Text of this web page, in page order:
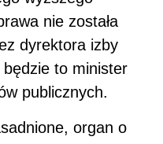
nie została
dyrektora izby
to minister
publicznych.
organ o